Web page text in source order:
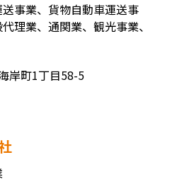
事業、貨物自動車運送事
理業、通関業、観光事業、
岸町1丁目58-5